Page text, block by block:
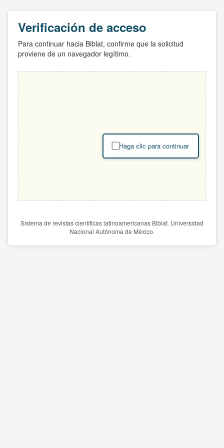
Verificación de acceso
Para continuar hacia Biblat, confirme que la solicitud
proviene de un navegador legítimo.
Haga clic para continuar
Sistema de revistas científicas latinoamericanas Biblat. Universidad
Nacional Autónoma de México.